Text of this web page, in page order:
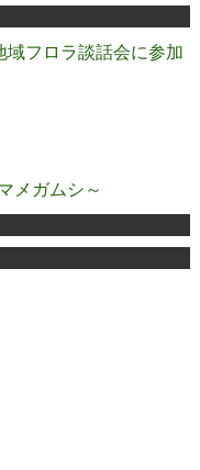
域フロラ談話会に参加
メガムシ～